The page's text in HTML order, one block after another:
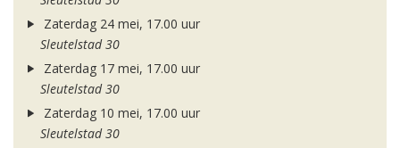
Zaterdag 24 mei, 17.00 uur
Sleutelstad 30
Zaterdag 17 mei, 17.00 uur
Sleutelstad 30
Zaterdag 10 mei, 17.00 uur
Sleutelstad 30